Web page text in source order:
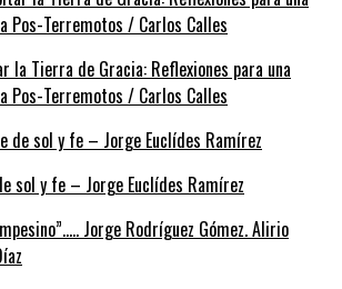
la Tierra de Gracia: Reflexiones para una
Pos-Terremotos / Carlos Calles
sol y fe – Jorge Euclídes Ramírez